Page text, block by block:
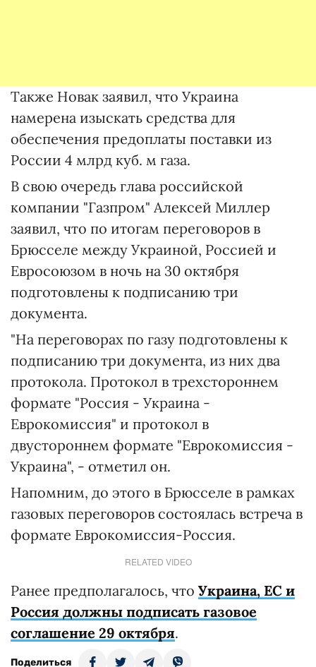
Также Новак заявил, что Украина
намерена изыскать средства для
обеспечения предоплаты поставки из
России 4 млрд куб. м газа.
В свою очередь глава российской
компании "Газпром" Алексей Миллер
заявил, что по итогам переговоров в
Брюсселе между Украиной, Россией и
Евросоюзом в ночь на 30 октября
подготовлены к подписанию три
документа.
"На переговорах по газу подготовлены к
подписанию три документа, из них два
протокола. Протокол в трехстороннем
формате "Россия - Украина -
Еврокомиссия" и протокол в
двустороннем формате "Еврокомиссия -
Украина", - отметил он.
Напомним, до этого в Брюсселе в рамках
газовых переговоров состоялась встреча в
формате Еврокомиссия-Россия.
RELATED VIDEO
Ранее предполагалось, что Украина, ЕС и
Россия должны подписать газовое
соглашение 29 октября.
Поделиться